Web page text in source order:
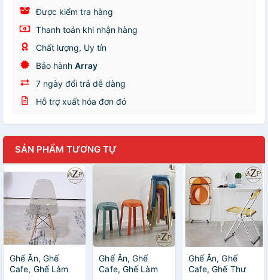
Được kiểm tra hàng
Thanh toán khi nhận hàng
Chất lượng, Uy tín
Bảo hành Array
7 ngày đổi trả dễ dàng
Hỗ trợ xuất hóa đơn đỏ
SẢN PHẨM TƯƠNG TỰ
Ghế Ăn, Ghế
Cafe, Ghế Làm
Ghế Ăn, Ghế
Cafe, Ghế Làm
Ghế Ăn, Ghế
Cafe, Ghế Thư